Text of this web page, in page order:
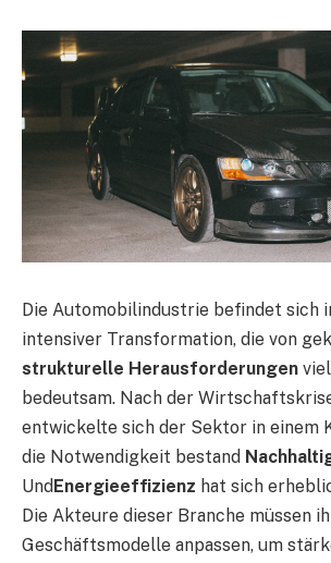
Die Automobilindustrie befindet sich
intensiver Transformation, die von
strukturelle Herausforderungen
bedeutsam. Nach der
entwickelte sich der Sektor in einem
die Notwendigkeit bestand
Und Energieeffizienz hat sich
Die Akteure dieser Branche müssen
Geschäftsmodelle anpassen, um